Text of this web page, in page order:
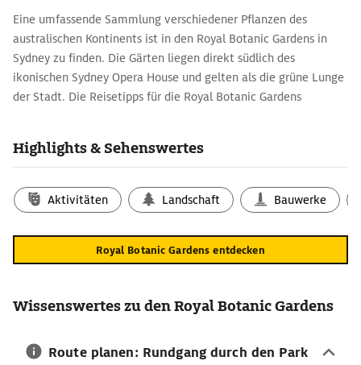
Eine umfassende Sammlung verschiedener Pflanzen des
australischen Kontinents ist in den Royal Botanic Gardens in
Sydney zu finden. Die Gärten liegen direkt südlich des
ikonischen Sydney Opera House und gelten als die grüne Lunge
der Stadt. Die Reisetipps für die Royal Botanic Gardens
Reisetipp Royal Botanic Gardens: Flora aus
allen Teilen Australiens
Auch wenn in Sydney kein tropisches Klima herrscht, im
Pflanzenarten wie Orchideen und Farne, die sonst nur in den
Regenwäldern im Norden zu finden sind. Auf dem Australian
betrachtet werden. Der Palmenhain Palm Grove ist Heimat für
fleischfressende Pflanzen bestaunen, die hier ihr Zuhause
haben.
Highlights & Sehenswertes
Aktivitäten Landschaft Bauwerke
Royal Botanic Gardens entdecken
Wissenswertes zu den Royal Botanic Gardens
Route planen: Rundgang durch den Park